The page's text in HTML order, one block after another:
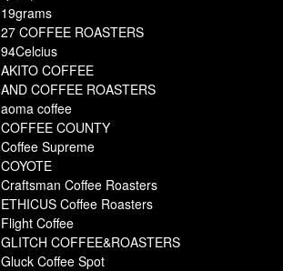
19grams
27 COFFEE ROASTERS
94Celcius
AKITO COFFEE
AND COFFEE ROASTERS
aoma coffee
COFFEE COUNTY
Coffee Supreme
COYOTE
Craftsman Coffee Roasters
ETHICUS Coffee Roasters
Flight Coffee
GLITCH COFFEE&ROASTERS
Gluck Coffee Spot